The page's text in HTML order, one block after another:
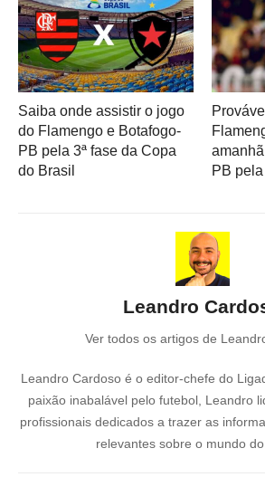
Saiba onde assistir o jogo
do Flamengo e Botafogo-
PB pela 3ª fase da Copa
do Brasil
PB
Leandro
Ver todos os artigos de
Leandro Cardoso é o editor-chefe do
paixão inabalável pelo futebol, Leandro
profissionais dedicados a trazer as
relevantes sobre o mundo do